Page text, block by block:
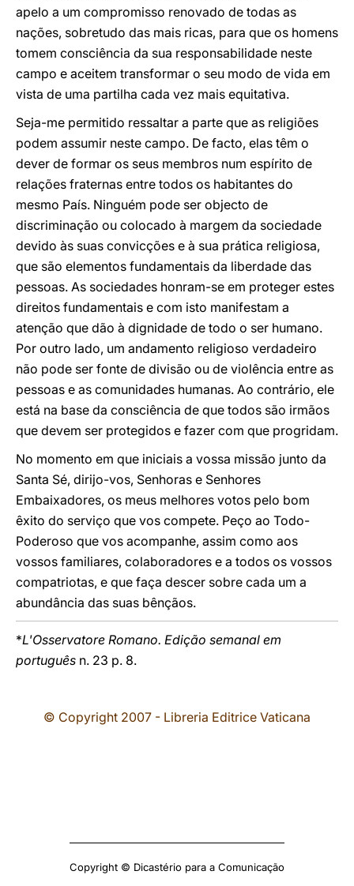
apelo a um compromisso renovado de todas as
nações, sobretudo das mais ricas, para que os homens
tomem consciência da sua responsabilidade neste
campo e aceitem transformar o seu modo de vida em
vista de uma partilha cada vez mais equitativa.
Seja-me permitido ressaltar a parte que as religiões
podem assumir neste campo. De facto, elas têm o
dever de formar os seus membros num espírito de
relações fraternas entre todos os habitantes do
mesmo País. Ninguém pode ser objecto de
discriminação ou colocado à margem da sociedade
devido às suas convicções e à sua prática religiosa,
que são elementos fundamentais da liberdade das
pessoas. As sociedades honram-se em proteger estes
direitos fundamentais e com isto manifestam a
atenção que dão à dignidade de todo o ser humano.
Por outro lado, um andamento religioso verdadeiro
não pode ser fonte de divisão ou de violência entre as
pessoas e as comunidades humanas. Ao contrário, ele
está na base da consciência de que todos são irmãos
que devem ser protegidos e fazer com que progridam.
No momento em que iniciais a vossa missão junto da
Santa Sé, dirijo-vos, Senhoras e Senhores
Embaixadores, os meus melhores votos pelo bom
êxito do serviço que vos compete. Peço ao Todo-
Poderoso que vos acompanhe, assim como aos
vossos familiares, colaboradores e a todos os vossos
compatriotas, e que faça descer sobre cada um a
abundância das suas bênçãos.
*L'Osservatore Romano. Edição semanal em
português n. 23 p. 8.
© Copyright 2007 - Libreria Editrice Vaticana
Copyright © Dicastério para a Comunicação